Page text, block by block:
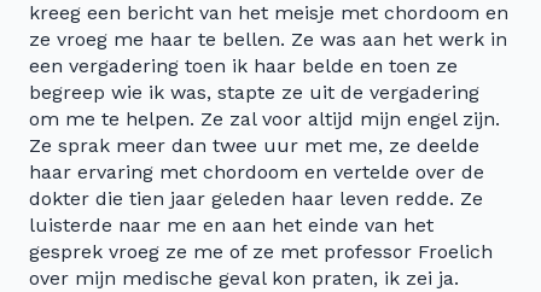
kreeg een bericht van het meisje met chordoom en
ze vroeg me haar te bellen. Ze was aan het werk in
een vergadering toen ik haar belde en toen ze
begreep wie ik was, stapte ze uit de vergadering
om me te helpen. Ze zal voor altijd mijn engel zijn.
Ze sprak meer dan twee uur met me, ze deelde
haar ervaring met chordoom en vertelde over de
dokter die tien jaar geleden haar leven redde. Ze
luisterde naar me en aan het einde van het
gesprek vroeg ze me of ze met professor Froelich
over mijn medische geval kon praten, ik zei ja.